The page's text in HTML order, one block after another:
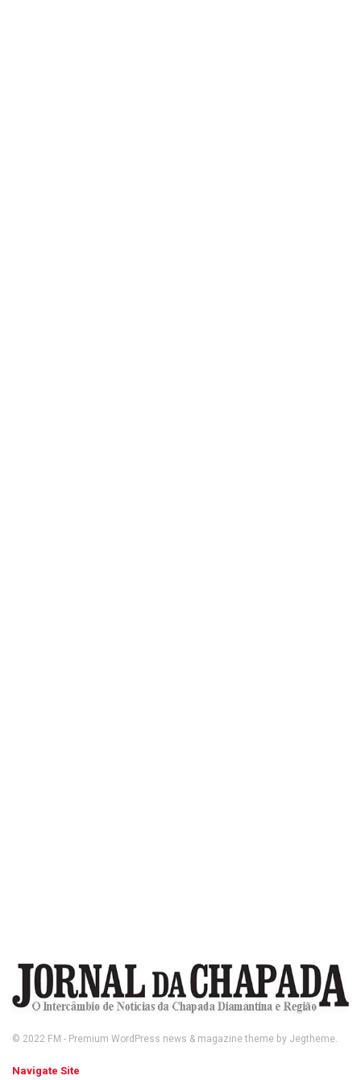
© 2022 FM - Premium WordPress news & magazine theme by Jegtheme.
Navigate Site